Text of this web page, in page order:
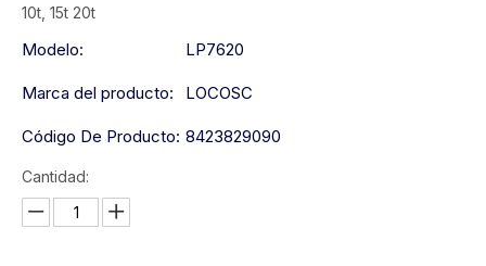
10t, 15t 20t
Modelo: LP7620
Marca del producto: LOCOSC
Código De Producto: 8423829090
Cantidad: